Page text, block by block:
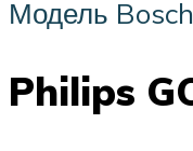
Модель
Philips